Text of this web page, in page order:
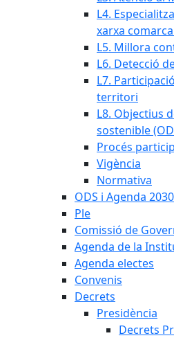
L4.
xarxa
L5. Millora
L6. Detecció
L7.
territori
L8. Objectius
sostenible
Procés
Vigència
Normativa
ODS i Agenda 2030
Ple
Comissió de
Agenda de la
Agenda electes
Convenis
Decrets
Presidència
Decrets